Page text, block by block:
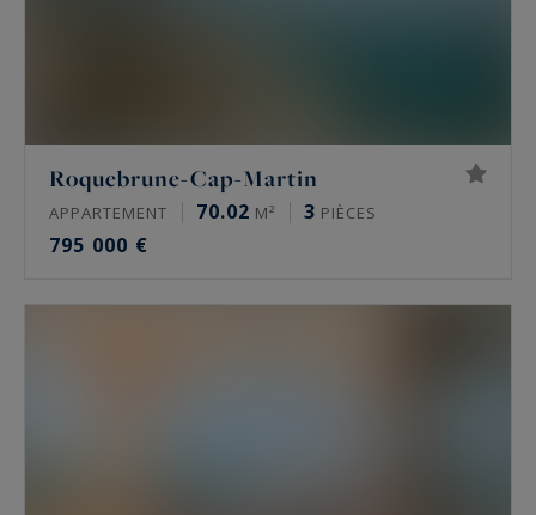
Roquebrune-Cap-Martin
APPARTEMENT 70.02 M² 3 PIÈCES
795 000 €